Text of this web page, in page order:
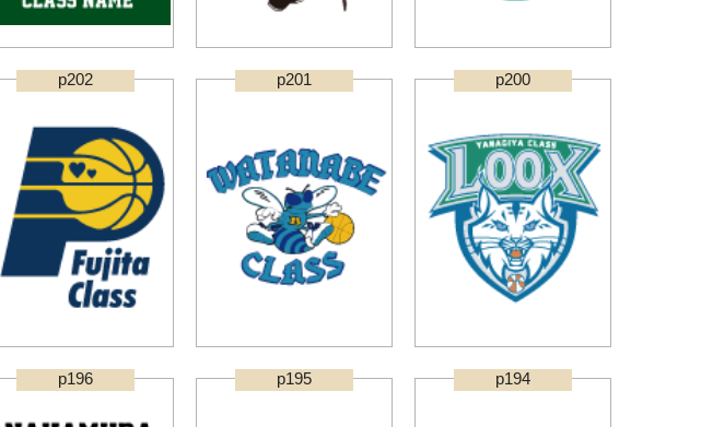
p202 p201 p200
p196 p195 p194